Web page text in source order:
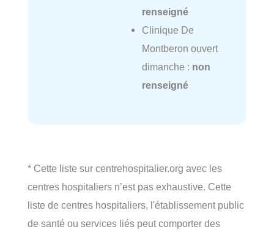
renseigné
Clinique De
Montberon ouvert
dimanche : non
renseigné
* Cette liste sur centrehospitalier.org avec les
centres hospitaliers n’est pas exhaustive. Cette
liste de centres hospitaliers, l'établissement public
de santé ou services liés peut comporter des